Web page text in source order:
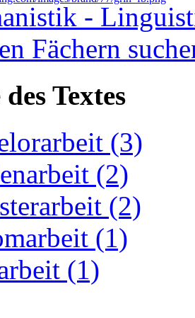
-
Fächern
Textes
(3)
(2)
(2)
(1)
(1)